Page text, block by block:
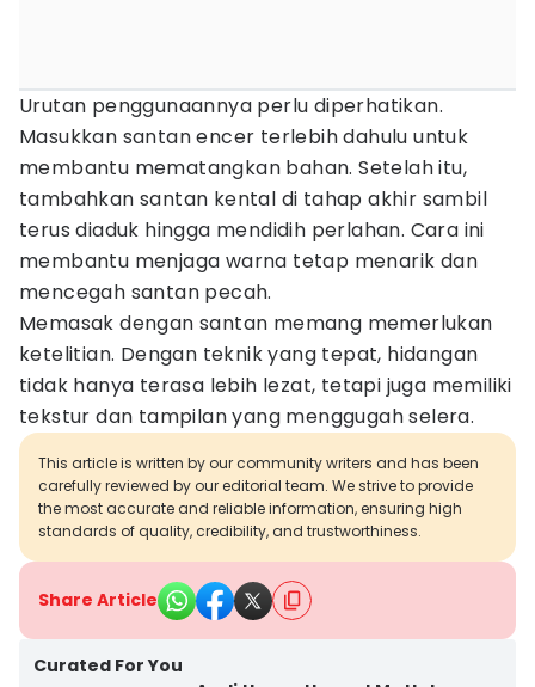
Urutan penggunaannya perlu diperhatikan.
Masukkan santan encer terlebih dahulu untuk
membantu mematangkan bahan. Setelah itu,
tambahkan santan kental di tahap akhir sambil
terus diaduk hingga mendidih perlahan. Cara ini
membantu menjaga warna tetap menarik dan
mencegah santan pecah.
Memasak dengan santan memang memerlukan
ketelitian. Dengan teknik yang tepat, hidangan
tidak hanya terasa lebih lezat, tetapi juga memiliki
tekstur dan tampilan yang menggugah selera.
This article is written by our community writers and has been
carefully reviewed by our editorial team. We strive to provide
the most accurate and reliable information, ensuring high
standards of quality, credibility, and trustworthiness.
Share Article
Curated For You